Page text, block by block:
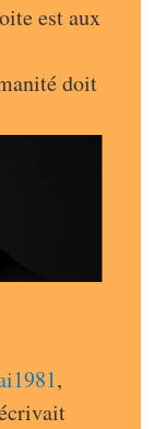
est aux
doit
,